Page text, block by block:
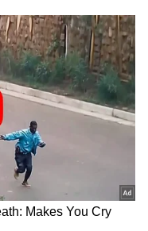
ಮೋದಿ-
US